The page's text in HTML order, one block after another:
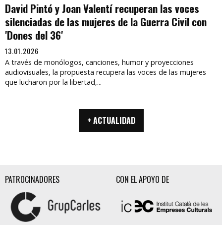
David Pintó y Joan Valentí recuperan las voces
silenciadas de las mujeres de la Guerra Civil con
'Dones del 36'
13.01.2026
A través de monólogos, canciones, humor y proyecciones
audiovisuales, la propuesta recupera las voces de las mujeres
que lucharon por la libertad,...
+ ACTUALIDAD
PATROCINADORES CON EL APOYO DE